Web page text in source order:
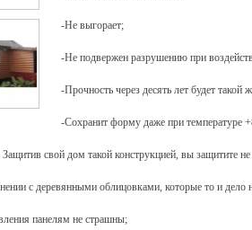
-Не выгорает;
-Не подвержен разрушению при
-Прочность через десять лет будет такой
-Сохранит форму даже при температуре
свой дом такой конструкцией, вы защитите
с деревянными облицовками, которые то и дело
панелям не страшны;